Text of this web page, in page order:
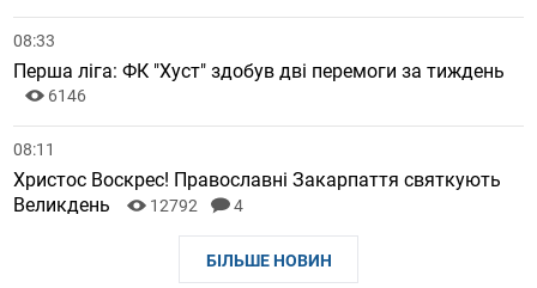
08:33
Перша ліга: ФК "Хуст" здобув дві перемоги за тиждень
6146
08:11
Христос Воскрес! Православні Закарпаття святкують
Великдень
12792 4
БІЛЬШЕ НОВИН